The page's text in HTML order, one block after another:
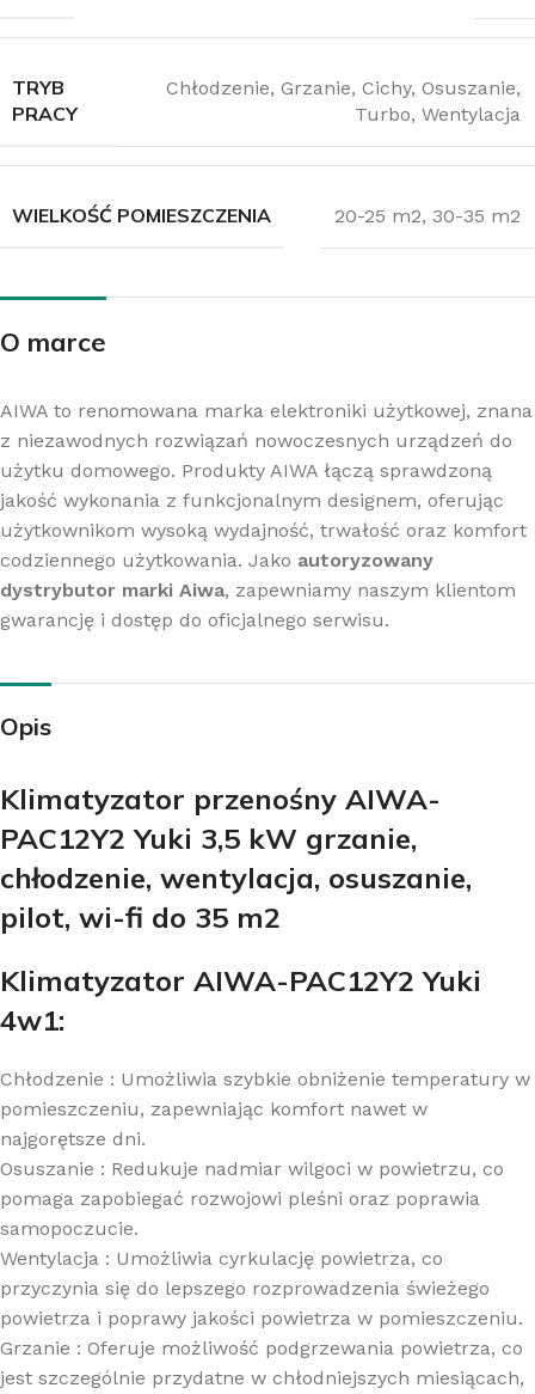
TRYB
PRACY
Chłodzenie, Grzanie, Cichy, Osuszanie,
Turbo, Wentylacja
WIELKOŚĆ POMIESZCZENIA 20-25 m2, 30-35 m2
O marce
AIWA to renomowana marka elektroniki użytkowej, znana
z niezawodnych rozwiązań nowoczesnych urządzeń do
użytku domowego. Produkty AIWA łączą sprawdzoną
jakość wykonania z funkcjonalnym designem, oferując
użytkownikom wysoką wydajność, trwałość oraz komfort
codziennego użytkowania. Jako autoryzowany
dystrybutor marki Aiwa, zapewniamy naszym klientom
gwarancję i dostęp do oficjalnego serwisu.
Opis
Klimatyzator przenośny AIWA-
PAC12Y2 Yuki 3,5 kW grzanie,
chłodzenie, wentylacja, osuszanie,
pilot, wi-fi do 35 m2
Klimatyzator AIWA-PAC12Y2 Yuki
4w1:
Chłodzenie : Umożliwia szybkie obniżenie temperatury w
pomieszczeniu, zapewniając komfort nawet w
najgorętsze dni.
Osuszanie : Redukuje nadmiar wilgoci w powietrzu, co
pomaga zapobiegać rozwojowi pleśni oraz poprawia
samopoczucie.
Wentylacja : Umożliwia cyrkulację powietrza, co
przyczynia się do lepszego rozprowadzenia świeżego
powietrza i poprawy jakości powietrza w pomieszczeniu.
Grzanie : Oferuje możliwość podgrzewania powietrza, co
jest szczególnie przydatne w chłodniejszych miesiącach,